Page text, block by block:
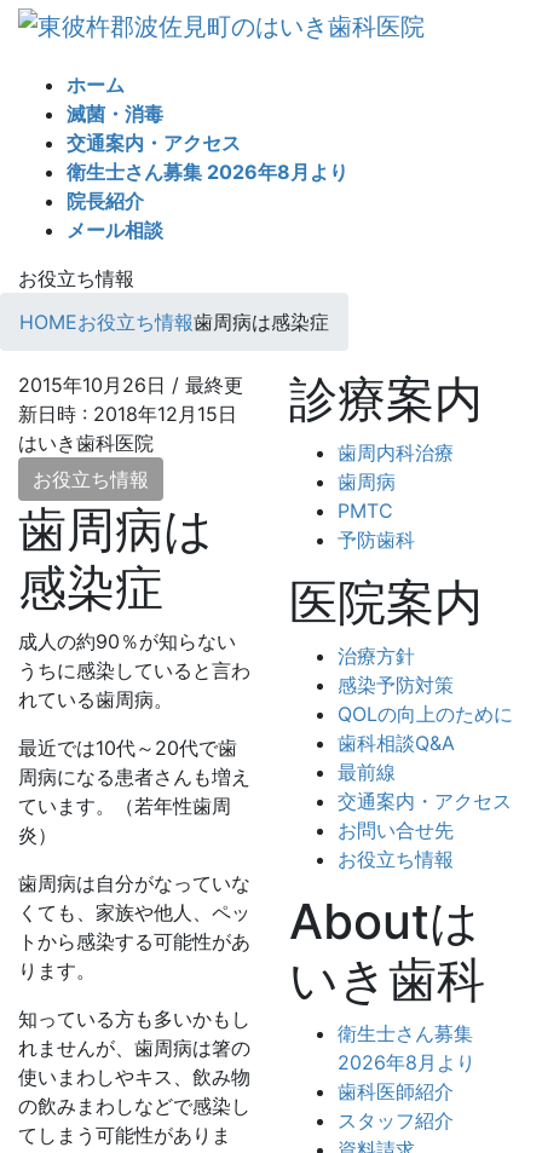
ホーム
滅菌・消毒
交通案内・アクセス
衛生士さん募集 2026年8月より
院長紹介
メール相談
お役立ち情報
HOMEお役立ち情報歯周病は感染症
2015年10月26日 / 最終更
新日時 : 2018年12月15日
はいき歯科医院
お役立ち情報
歯周病は
感染症
成人の約90％が知らない
うちに感染していると言わ
れている歯周病。
最近では10代～20代で歯
周病になる患者さんも増え
ています。（若年性歯周
炎）
歯周病は自分がなっていな
くても、家族や他人、ペッ
トから感染する可能性があ
ります。
知っている方も多いかもし
れませんが、歯周病は箸の
使いまわしやキス、飲み物
の飲みまわしなどで感染し
てしまう可能性がありま
診療案内
歯周内科治療
歯周病
PMTC
予防歯科
医院案内
治療方針
感染予防対策
QOLの向上のために
歯科相談Q&A
最前線
交通案内・アクセス
お問い合せ先
お役立ち情報
Aboutは
いき歯科
衛生士さん募集
2026年8月より
歯科医師紹介
スタッフ紹介